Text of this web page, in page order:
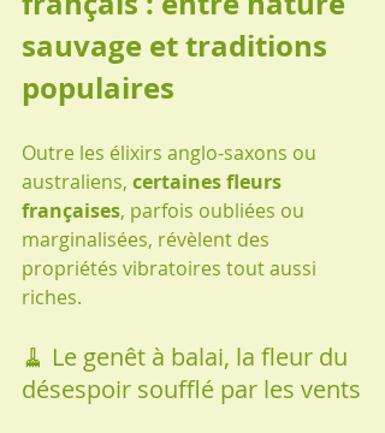
sauvage et traditions
populaires
Outre les élixirs anglo-saxons ou
australiens, certaines fleurs
françaises, parfois oubliées ou
marginalisées, révèlent des
propriétés vibratoires tout aussi
riches.
🧹 Le genêt à balai, la fleur du
désespoir soufflé par les vents